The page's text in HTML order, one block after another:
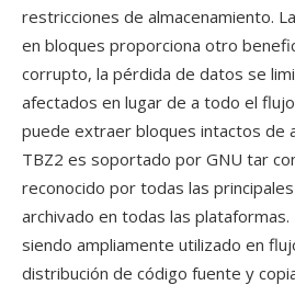
restricciones de almacenamiento.
en bloques proporciona otro
corrupto, la pérdida de datos se
afectados en lugar de a todo el
puede extraer bloques intactos de
TBZ2 es soportado por GNU tar
reconocido por todas las
archivado en todas las
siendo ampliamente utilizado en
distribución de código fuente y